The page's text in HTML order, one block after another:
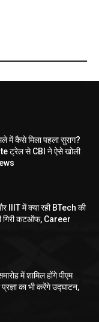
में कैसे मिला पहला सुराग?
ट्रेल से CBI ने ऐसे खोली
IIIT में क्या रही BTech की
गिरी कटऑफ, Career
में शामिल होंगे पीएम
का भी करेंगे उद्घाटन,